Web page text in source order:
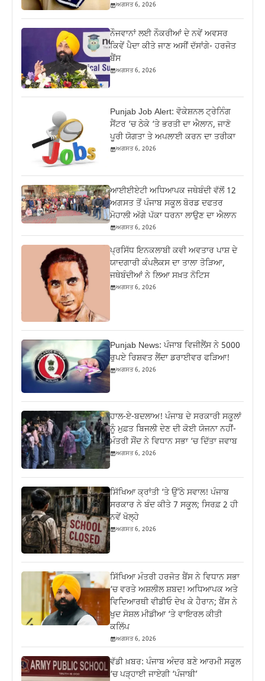
ਅਗਸਤ 6, 2026
ਨੌਜਵਾਨਾਂ ਲਈ ਨੌਕਰੀਆਂ ਦੇ ਨਵੇਂ ਅਵਸਰ
ਕਿਵੇਂ ਪੈਦਾ ਕੀਤੇ ਜਾਣ ਅਸੀਂ ਦੱਸਾਂਗੇ- ਹਰਜੋਤ
ਬੈਂਸ
ਅਗਸਤ 6, 2026
Punjab Job Alert: ਵੋਕੇਸ਼ਨਲ ਟ੍ਰੇਨਿੰਗ
ਸੈਂਟਰ ‘ਚ ਠੇਕੇ ‘ਤੇ ਭਰਤੀ ਦਾ ਐਲਾਨ, ਜਾਣੋ
ਪੂਰੀ ਯੋਗਤਾ ਤੇ ਅਪਲਾਈ ਕਰਨ ਦਾ ਤਰੀਕਾ
ਅਗਸਤ 6, 2026
ਆਈਈਏਟੀ ਅਧਿਆਪਕ ਜਥੇਬੰਦੀ ਵੱਲੋਂ 12
ਅਗਸਤ ਤੋਂ ਪੰਜਾਬ ਸਕੂਲ ਬੋਰਡ ਦਫਤਰ
ਮੋਹਾਲੀ ਅੱਗੇ ਪੱਕਾ ਧਰਨਾ ਲਾਉਣ ਦਾ ਐਲਾਨ
ਅਗਸਤ 6, 2026
ਪ੍ਰਸਿੱਧ ਇਨਕਲਾਬੀ ਕਵੀ ਅਵਤਾਰ ਪਾਸ਼ ਦੇ
ਯਾਦਗਾਰੀ ਕੰਪਲੈਕਸ ਦਾ ਤਾਲਾ ਤੋੜਿਆ,
ਜਥੇਬੰਦੀਆਂ ਨੇ ਲਿਆ ਸਖ਼ਤ ਨੋਟਿਸ
ਅਗਸਤ 6, 2026
Punjab News: ਪੰਜਾਬ ਵਿਜੀਲੈਂਸ ਨੇ 5000
ਰੁਪਏ ਰਿਸ਼ਵਤ ਲੈਂਦਾ ਡਰਾਈਵਰ ਫੜਿਆ!
ਅਗਸਤ 6, 2026
ਹਾਲ-ਏ-ਬਦਲਾਅ! ਪੰਜਾਬ ਦੇ ਸਰਕਾਰੀ ਸਕੂਲਾਂ
ਨੂੰ ਮੁਫ਼ਤ ਬਿਜਲੀ ਦੇਣ ਦੀ ਕੋਈ ਯੋਜਨਾ ਨਹੀਂ-
ਮੰਤਰੀ ਸੌਂਦ ਨੇ ਵਿਧਾਨ ਸਭਾ ‘ਚ ਦਿੱਤਾ ਜਵਾਬ
ਅਗਸਤ 6, 2026
ਸਿੱਖਿਆ ਕ੍ਰਾਂਤੀ ‘ਤੇ ਉੱਠੇ ਸਵਾਲ! ਪੰਜਾਬ
ਸਰਕਾਰ ਨੇ ਬੰਦ ਕੀਤੇ 7 ਸਕੂਲ; ਸਿਰਫ਼ 2 ਹੀ
ਨਵੇਂ ਖੋਲ੍ਹੇ
ਅਗਸਤ 6, 2026
ਸਿੱਖਿਆ ਮੰਤਰੀ ਹਰਜੋਤ ਬੈਂਸ ਨੇ ਵਿਧਾਨ ਸਭਾ
‘ਚ ਵਰਤੇ ਅਸ਼ਲੀਲ ਸ਼ਬਦ! ਅਧਿਆਪਕ ਅਤੇ
ਵਿਦਿਆਰਥੀ ਵੀਡੀਓ ਦੇਖ ਕੇ ਹੈਰਾਨ; ਬੈਂਸ ਨੇ
ਖੁਦ ਸੋਸ਼ਲ ਮੀਡੀਆ ‘ਤੇ ਵਾਇਰਲ ਕੀਤੀ
ਕਲਿੱਪ
ਅਗਸਤ 6, 2026
ਵੱਡੀ ਖ਼ਬਰ: ਪੰਜਾਬ ਅੰਦਰ ਬਣੇ ਆਰਮੀ ਸਕੂਲ
‘ਚ ਪੜ੍ਹਾਈ ਜਾਏਗੀ ‘ਪੰਜਾਬੀ’